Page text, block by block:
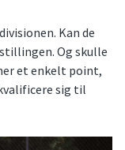
Kan de
Og skulle
et enkelt point,
sig til